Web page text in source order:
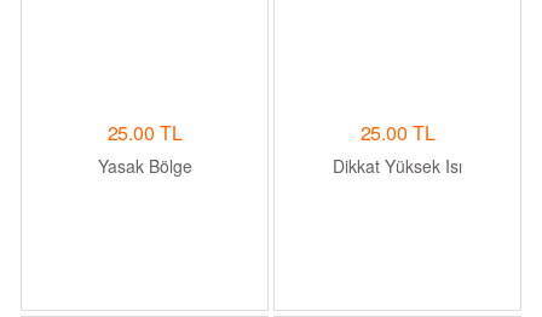
25.00 TL
Yasak Bölge
25.00 TL
Dikkat Yüksek Isı